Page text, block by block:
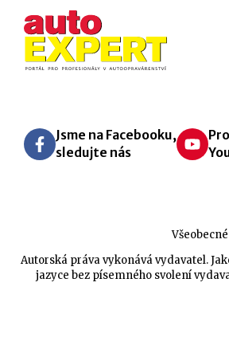
Jsme na Facebooku,
sledujte nás
Autorská práva vykonává vydavatel.
jazyce bez písemného svolení